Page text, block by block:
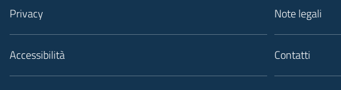
Privacy
Accessibilità
Note legali
Contatti